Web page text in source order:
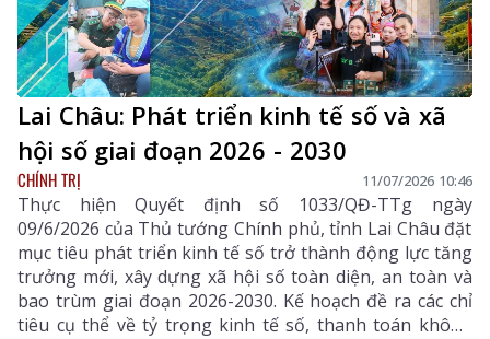
Lai Châu: Phát triển kinh tế số và xã
hội số giai đoạn 2026 - 2030
CHÍNH TRỊ 11/07/2026 10:46
Thực hiện Quyết định số 1033/QĐ-TTg ngày
09/6/2026 của Thủ tướng Chính phủ, tỉnh Lai Châu đặt
mục tiêu phát triển kinh tế số trở thành động lực tăng
trưởng mới, xây dựng xã hội số toàn diện, an toàn và
bao trùm giai đoạn 2026-2030. Kế hoạch đề ra các chỉ
tiêu cụ thể về tỷ trọng kinh tế số, thanh toán không